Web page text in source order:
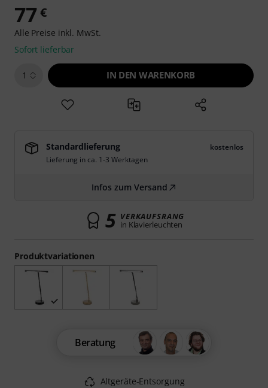
Produktvariationen
77 €
Alle Preise inkl. MwSt.
Sofort lieferbar
1 IN DEN WARENKORB
Standardlieferung
kostenlos
Lieferung in ca. 1-3 Werktagen
Infos zum Versand
5 VERKAUFSRANG
in Klavierleuchten
Beratung
Altgeräte-Entsorgung